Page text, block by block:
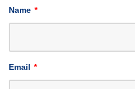
Name *
Email *